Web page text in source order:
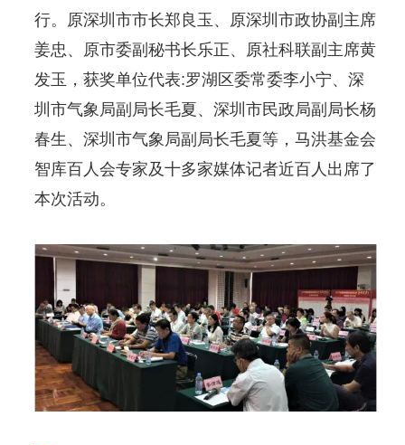
行。原深圳市市长郑良玉、原深圳市政协副主席
姜忠、原市委副秘书长乐正、原社科联副主席黄
发玉，获奖单位代表:罗湖区委常委李小宁、深
圳市气象局副局长毛夏、深圳市民政局副局长杨
春生、深圳市气象局副局长毛夏等，马洪基金会
智库百人会专家及十多家媒体记者近百人出席了
本次活动。